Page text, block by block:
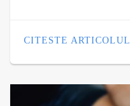
CITESTE ARTICOLUL